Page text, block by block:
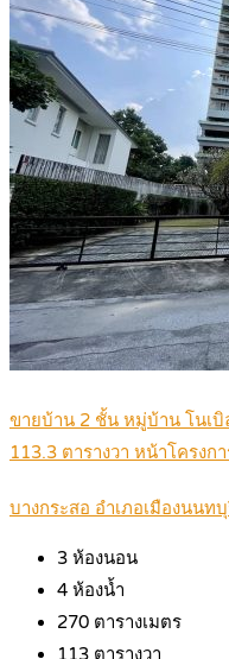
ขายบ้าน 2 ชั้น หมู่บ้าน โนเบิ
113.3 ตารางวา หน้าโครง
บางกระสอ อำเภอเมืองนนท
3 ห้องนอน
4 ห้องน้ำ
270 ตารางเมตร
113 ตารางวา